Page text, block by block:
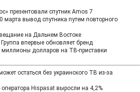
презентовали спутник Amos 7
марта вывод спутника путем повторного
на Дальнем Востоке
впервые обновляет бренд
миллионы долларов на ТВ-приставки
остаться без украинского ТВ из-за
Hispasat выросли на 4,2%